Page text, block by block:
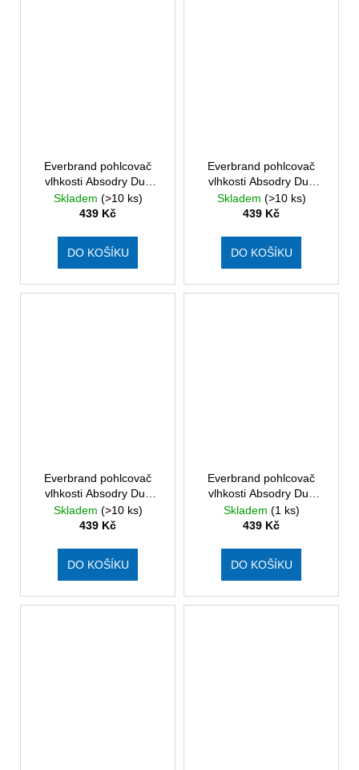
Everbrand pohlcovač
vlhkosti Absodry Duo
Family Bag 3-series, do
30 m3, Dark Grey
Skladem (>10 ks)
439 Kč
DO KOŠÍKU
Everbrand pohlcovač
vlhkosti Absodry Duo
Family Bag 3- series, do
30 m3, Forest Green
Skladem (>10 ks)
439 Kč
DO KOŠÍKU
Everbrand pohlcovač
vlhkosti Absodry Duo
Family Bag 3-series, do
30 m3, Nougat
Skladem (>10 ks)
439 Kč
DO KOŠÍKU
Everbrand pohlcovač
vlhkosti Absodry Duo
Family Bag 3-series, do
30 m3, Chantarelle
Skladem (1 ks)
439 Kč
DO KOŠÍKU